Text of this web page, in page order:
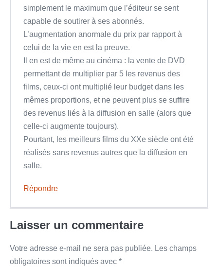
simplement le maximum que l’éditeur se sent
capable de soutirer à ses abonnés.
L’augmentation anormale du prix par rapport à
celui de la vie en est la preuve.
Il en est de même au cinéma : la vente de DVD
permettant de multiplier par 5 les revenus des
films, ceux-ci ont multiplié leur budget dans les
mêmes proportions, et ne peuvent plus se suffire
des revenus liés à la diffusion en salle (alors que
celle-ci augmente toujours).
Pourtant, les meilleurs films du XXe siècle ont été
réalisés sans revenus autres que la diffusion en
salle.
Répondre
Laisser un commentaire
Votre adresse e-mail ne sera pas publiée. Les champs
obligatoires sont indiqués avec *